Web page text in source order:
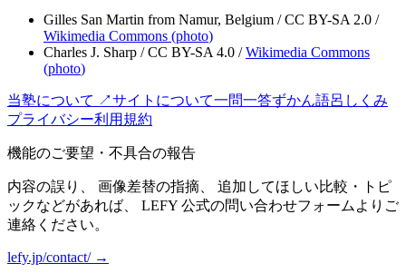
Gilles San Martin from Namur, Belgium /CC BY-SA 2.0 /
Wikimedia Commons (photo)
Charles J. Sharp /CC BY-SA 4.0 / Wikimedia Commons
(photo)
当塾について ↗サイトについて一問一答ずかん語呂 しくみ
プライバシー利用規約
機能のご要望・不具合の報告
内容の誤り、 画像差替の指摘、 追加してほしい比較・トピ
ックなどがあれば、 LEFY 公式の問い合わせフォームよりご
連絡ください。
lefy.jp/contact/ →